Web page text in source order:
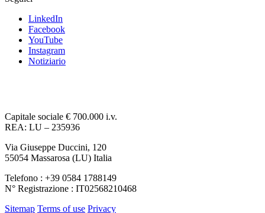
LinkedIn
Facebook
YouTube
Instagram
Notiziario
Capitale sociale € 700.000 i.v.
REA: LU – 235936
Via Giuseppe Duccini, 120
55054 Massarosa (LU) Italia
Telefono : +39 0584 1788149
N° Registrazione : IT02568210468
Sitemap Terms of use Privacy